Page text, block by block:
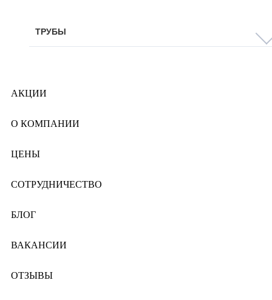
ТРУБЫ
АКЦИИ
О КОМПАНИИ
ЦЕНЫ
СОТРУДНИЧЕСТВО
БЛОГ
ВАКАНСИИ
ОТЗЫВЫ